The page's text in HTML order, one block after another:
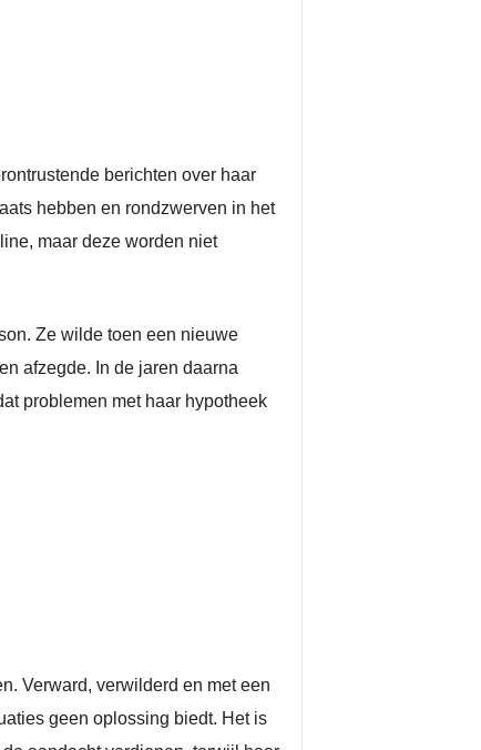
berichten over haar
hebben en rondzwerven in het
maar deze worden niet
Ze wilde toen een nieuwe
afzegde. In de jaren daarna
problemen met haar hypotheek
Verward, verwilderd en met een
geen oplossing biedt. Het is